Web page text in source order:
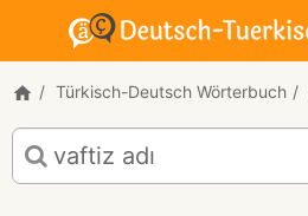
Türkisch-Deutsch Wörterbuch
Türkisch-
Deutsch
Übersetzung